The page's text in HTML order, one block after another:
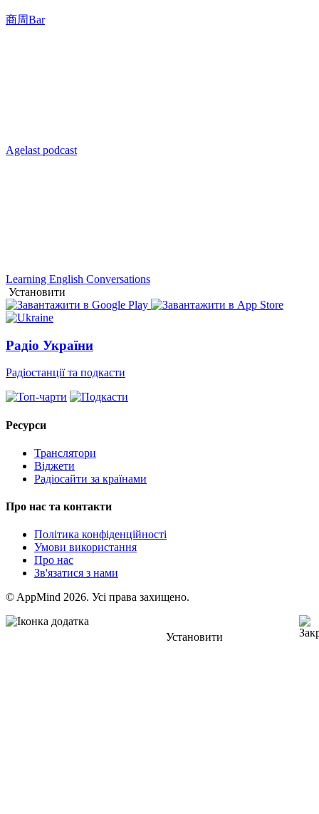
商周Bar
Agelast podcast
Learning English Conversations
Установити
Радіо України
Радіостанції та подкасти
Ресурси
Транслятори
Віджети
Радіосайти за країнами
Про нас та контакти
Політика конфіденційності
Умови використання
Про нас
Зв'язатися з нами
© AppMind 2026. Усі права захищено.
Установити